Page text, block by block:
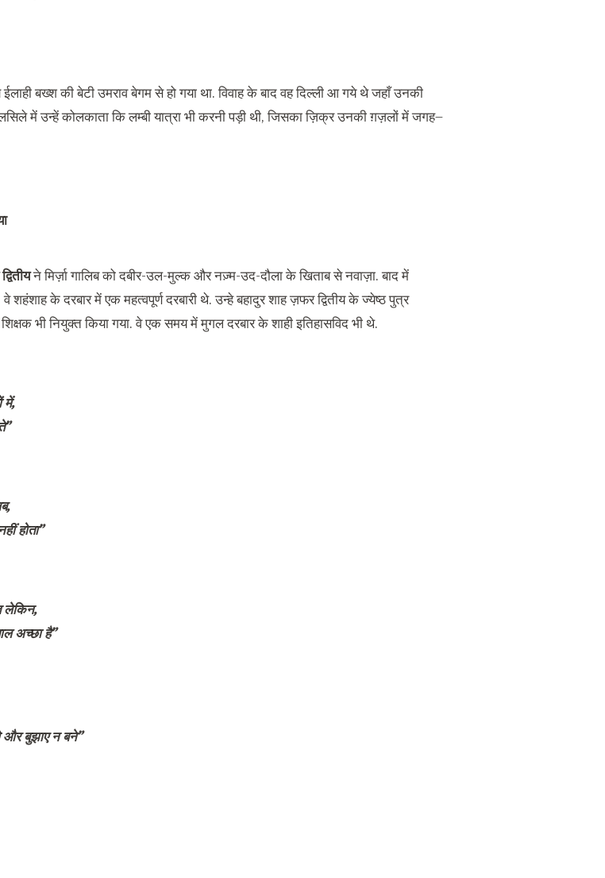
बख्श की बेटी उमराव बेगम से हो गया था. विवाह के बाद वह दिल्ली आ गये थे जहाँ उनकी
में उन्हें कोलकाता कि लम्बी यात्रा भी करनी पड़ी थी, जिसका ज़िक्र उनकी ग़ज़लों में जगह–
द्वितीयने मिर्ज़ा गालिब को दबीर-उल-मुल्क और नज़्म-उद-दौला के खिताब से नवाज़ा. बाद में
वे शहंशाह के दरबार में एक महत्वपूर्ण दरबारी थे. उन्हे बहादुर शाह ज़फर द्वितीय के ज्येष्ठ पुत्र
भी नियुक्त किया गया. वे एक समय में मुगल दरबार के शाही इतिहासविद भी थे.
में,
होता”
लेकिन,
अच्छा है”
और बुझाए न बने”